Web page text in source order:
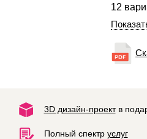
12
3D дизайн-проектв
Полный спектр услуг